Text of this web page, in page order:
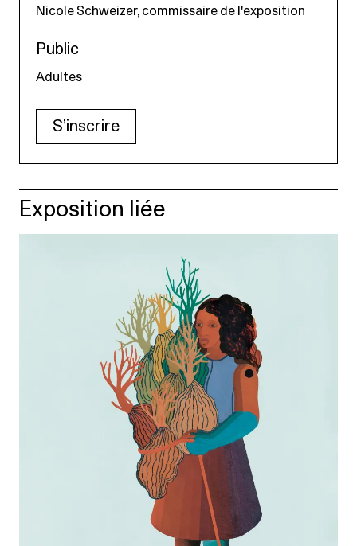
Nicole Schweizer, commissaire de l'exposition
Public
Adultes
S’inscrire
Exposition liée